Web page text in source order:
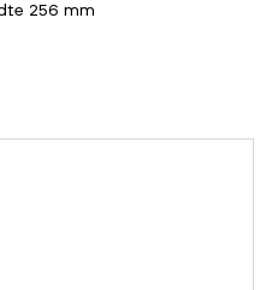
256 mm